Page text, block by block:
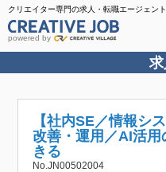
クリエイター専門の求人・転職エージェント
powered by
求
【社内SE／情報シ
改善・運用／AI活
きる
No.JN00502004